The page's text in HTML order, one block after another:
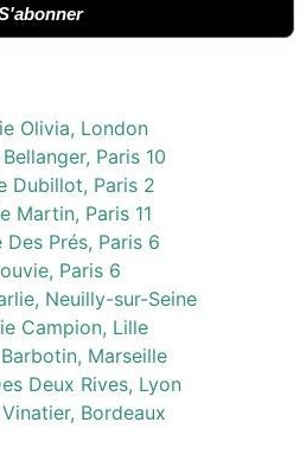
Olivia, London
Paris 10
Dubillot, Paris 2
Martin, Paris 11
Des Prés, Paris 6
Paris 6
Neuilly-sur-Seine
Campion, Lille
Marseille
Deux Rives, Lyon
Bordeaux